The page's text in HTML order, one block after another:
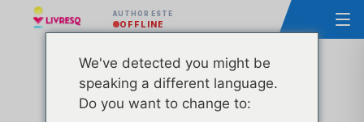
AUTHOR ESTE
OFFLINE
We've detected you might be
speaking a different language.
Do you want to change to: